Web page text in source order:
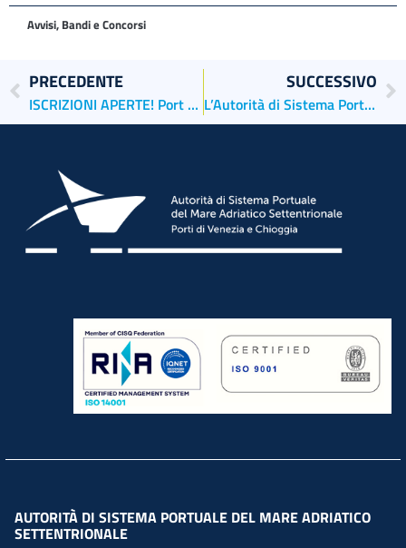
Avvisi, Bandi e Concorsi
PRECEDENTE
ISCRIZIONI APERTE! Port Educational e Faro De Faris sbarcano al Salone Nautico per raccontare i Porti di Venezia e Chioggia in modo facile e divertente!
SUCCESSIVO
L’Autorità di Sistema Portuale del Mare Adriatico Settentrionale ha partecipato agli EU Maritime Days che si sono tenuti a Cork il 21-23 maggio
AUTORITÀ DI SISTEMA PORTUALE DEL MARE ADRIATICO
SETTENTRIONALE